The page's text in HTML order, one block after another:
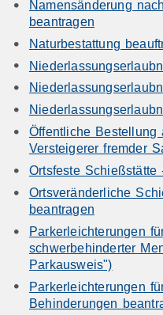
Namensänderung
beantragen
Naturbestattung
Öffentliche
Versteigerer fremder
Ortsfeste
Ortsveränderliche
beantragen
Parkerleichterungen
schwerbehinderter
Parkausweis")
Parkerleichterungen
Behinderungen